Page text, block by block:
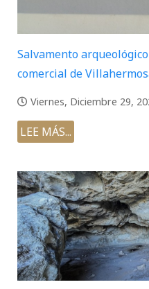
Salvamento
comercial de
Viernes, Diciembre 29,
LEE MÁS...